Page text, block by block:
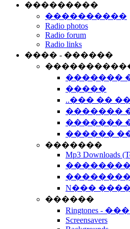
���������
����������
Radio photos
Radio forum
Radio links
���� - ������
�������
�����
..��� ��
�������
�������
������
�������
Mp3 Downloads
��������
N���
������
Ringtones -
Screensavers